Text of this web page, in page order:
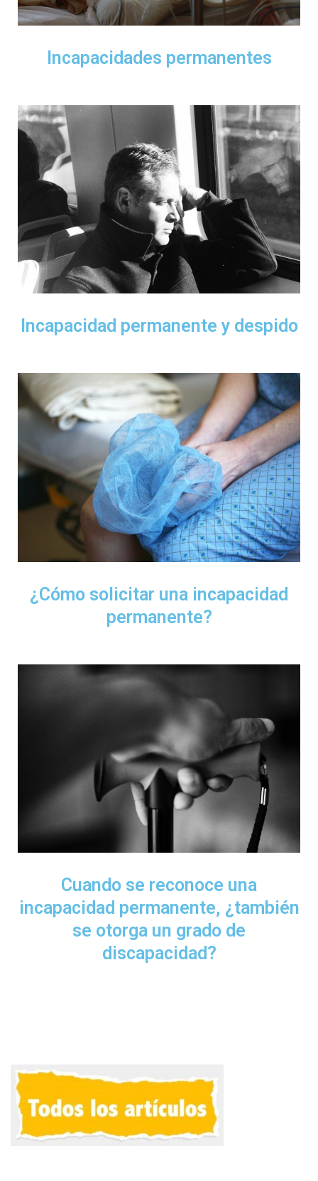
Incapacidades permanentes
Incapacidad permanente y despido
¿Cómo solicitar una incapacidad
permanente?
Cuando se reconoce una
incapacidad permanente, ¿también
se otorga un grado de
discapacidad?